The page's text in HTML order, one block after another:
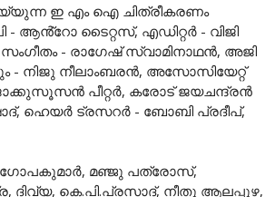
ഇ എം ഐ ചിത്രീകരണം
ആൻ്റോ ടൈറ്റസ്, എഡിറ്റർ - വിജി
- രാഗേഷ് സ്വാമിനാഥൻ, അജി
- നിജു നീലാംബരൻ, അസോസിയേറ്റ്
പീറ്റർ, കരോട് ജയചന്ദ്രൻ
ഹെയർ ട്രസറർ - ബോബി പ്രദീപ്,
മഞ്ജു പത്രോസ്,
ദിവ്യ, കെ.പി.പ്രസാദ്, നീതു ആലപ്പുഴ,